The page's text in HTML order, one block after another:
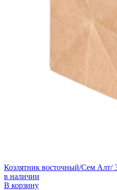
Козлятник восточный/Сем Алт/
в наличии
В корзину